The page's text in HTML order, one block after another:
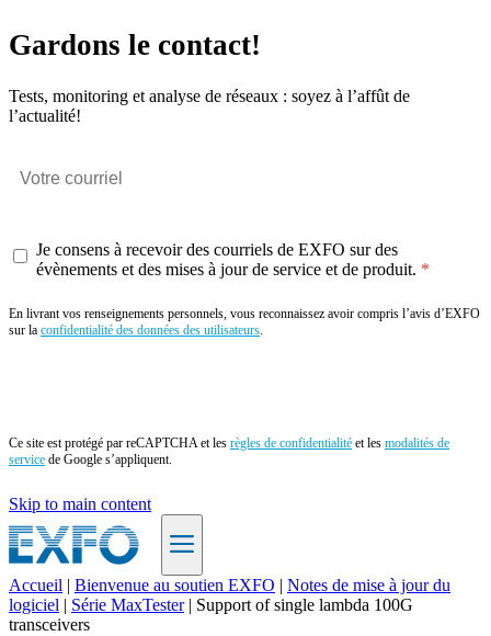
Gardons le contact!
Tests, monitoring et analyse de réseaux : soyez à l’affût de
l’actualité!
Je consens à recevoir des courriels de EXFO sur des
évènements et des mises à jour de service et de produit.
En livrant vos renseignements personnels, vous reconnaissez avoir compris l’avis d’EXFO
sur la confidentialité des données des utilisateurs.
Ce site est protégé par reCAPTCHA et les règles de confidentialité et les modalités de
service de Google s’appliquent.
Skip to main content
FR
Accueil | Bienvenue au soutien EXFO | Notes de mise à jour du
logiciel | Série MaxTester | Support of single lambda 100G
transceivers